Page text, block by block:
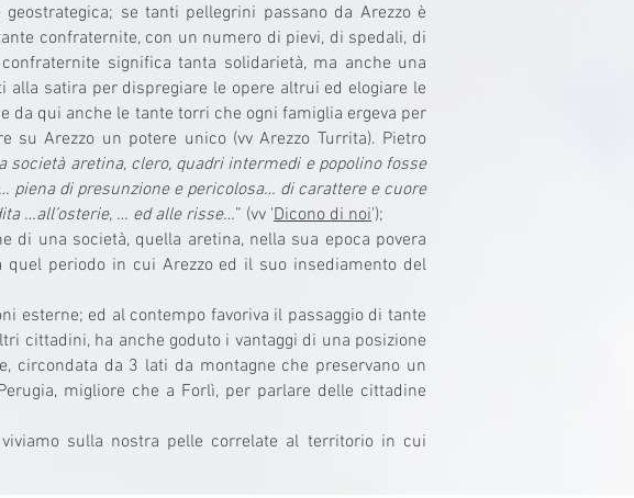
se tanti pellegrini passano da Arezzo è
confraternite, con un numero di pievi, di spedali, di
confraternite significa tanta solidarietà, ma anche una
satira per dispregiare le opere altrui ed elogiare le
qui anche le tante torri che ogni famiglia ergeva per
Arezzo un potere unico (vv Arezzo Turrita). Pietro
società aretina, clero, quadri intermedi e popolino fosse
di presunzione e pericolosa… di carattere e cuore
…all’osterie, … ed alle risse…” (vv 'Dicono di noi');
di una società, quella aretina, nella sua epoca povera
periodo in cui Arezzo ed il suo insediamento del
esterne; ed al contempo favoriva il passaggio di tante
cittadini, ha anche goduto i vantaggi di una posizione
circondata da 3 lati da montagne che preservano un
migliore che a Forlì, per parlare delle cittadine
sulla nostra pelle correlate al territorio in cui